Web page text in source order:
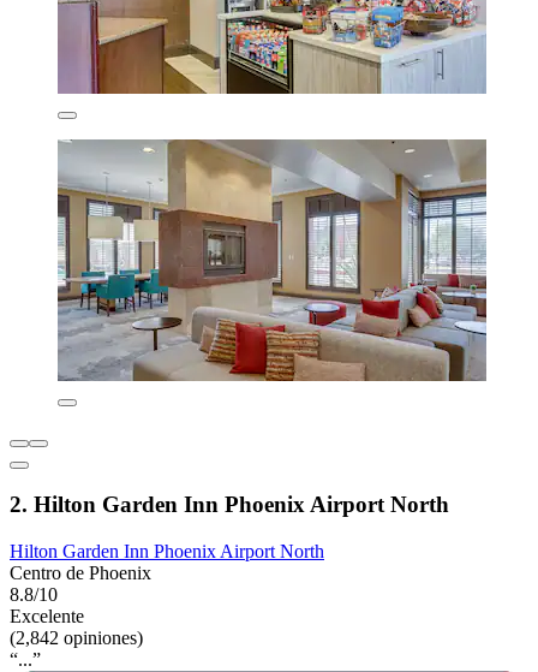
2. Hilton Garden Inn Phoenix Airport North
Hilton Garden Inn Phoenix Airport North
Centro de Phoenix
8.8/10
Excelente
(2,842 opiniones)
“...”